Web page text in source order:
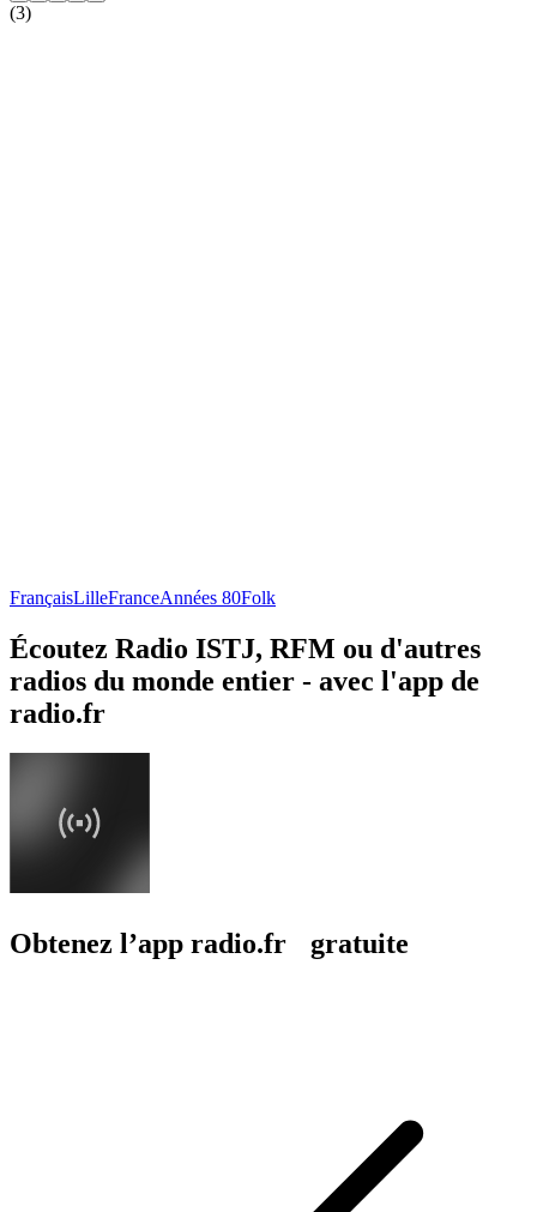
(3)
FrançaisLilleFranceAnnées 80Folk
Écoutez Radio ISTJ, RFM ou d'autres
radios du monde entier - avec l'app de
radio.fr
Obtenez l’app radio.fr gratuite